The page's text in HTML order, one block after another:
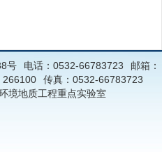
号 电话：0532-66783723
邮箱：
266100
传真：0532-66783723
境地质工程重点实验室